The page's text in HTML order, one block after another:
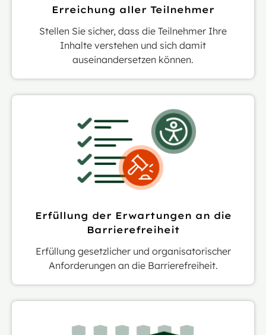
Erreichung aller Teilnehmer
Stellen Sie sicher, dass die Teilnehmer Ihre
Inhalte verstehen und sich damit
auseinandersetzen können.
Erfüllung der Erwartungen an die
Barrierefreiheit
Erfüllung gesetzlicher und organisatorischer
Anforderungen an die Barrierefreiheit.